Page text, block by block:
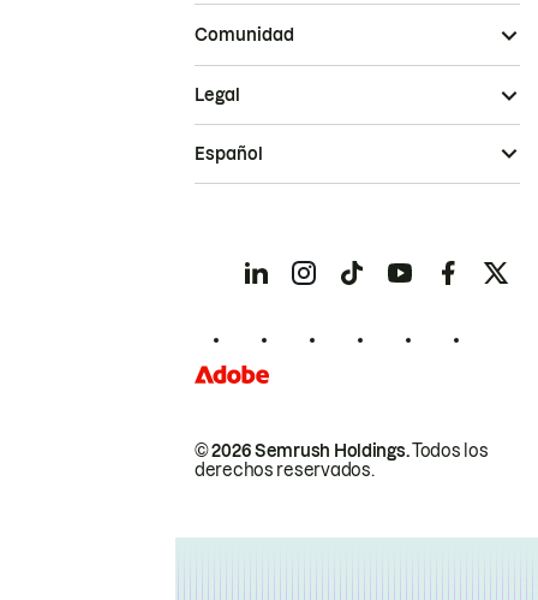
Comunidad
© 2026 Semrush Holdings.Todos los
derechos reservados.
Legal
Español